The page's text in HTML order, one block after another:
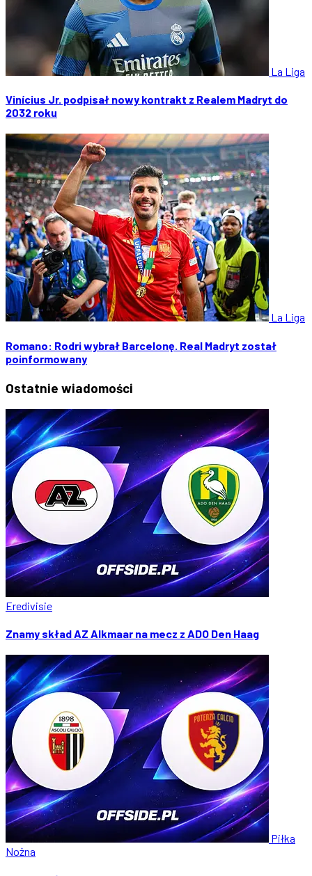
La Liga
Vinícius Jr. podpisał nowy kontrakt z Realem Madryt do
2032 roku
La Liga
Romano: Rodri wybrał Barcelonę. Real Madryt został
poinformowany
Ostatnie wiadomości
Eredivisie
Znamy skład AZ Alkmaar na mecz z ADO Den Haag
Piłka
Nożna